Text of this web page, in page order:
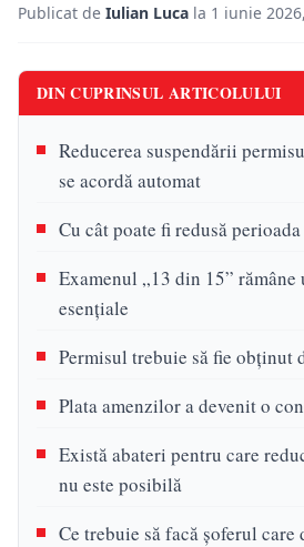
Publicat de Iulian Luca la 1 iunie
DIN CUPRINSUL ARTICOLULUI
Reducerea suspendării
se acordă automat
Cu cât poate fi redusă
Examenul „13 din 15”
esențiale
Permisul trebuie să fie obținut
Plata amenzilor a devenit o
Există abateri pentru care
nu este posibilă
Ce trebuie să facă șoferul care